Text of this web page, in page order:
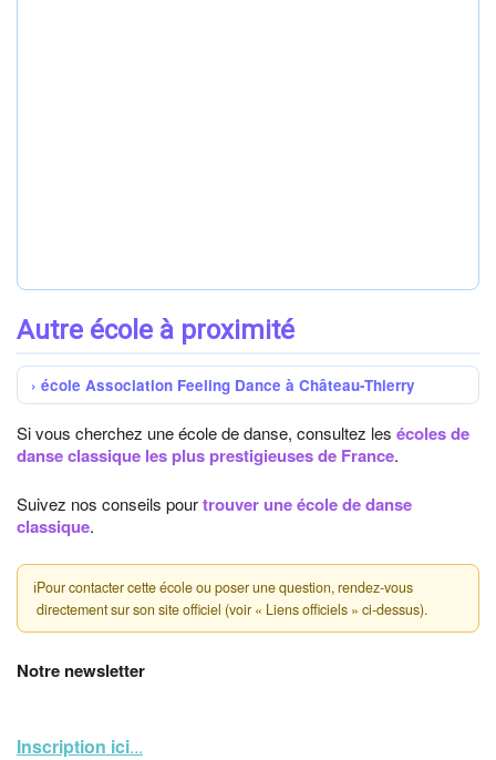
Autre école à proximité
école Association Feeling Dance à Château-Thierry
Si vous cherchez une école de danse, consultez les écoles de
danse classique les plus prestigieuses de France.
Suivez nos conseils pourtrouver une école de danse
classique.
ℹPour contacter cette école ou poser une question, rendez-vous
directement sur son site officiel (voir « Liens officiels » ci-dessus).
Notre newsletter
Inscription ici...